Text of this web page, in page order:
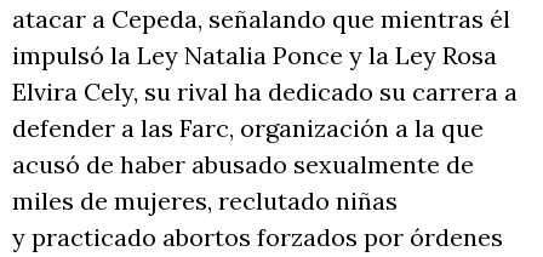
atacar a Cepeda, señalando que mientras él
impulsó la Ley Natalia Ponce y la Ley Rosa
Elvira Cely, su rival ha dedicado su carrera a
defender a las Farc, organización a la que
acusó de haber abusado sexualmente de
miles de mujeres, reclutado niñas
y practicado abortos forzados por órdenes